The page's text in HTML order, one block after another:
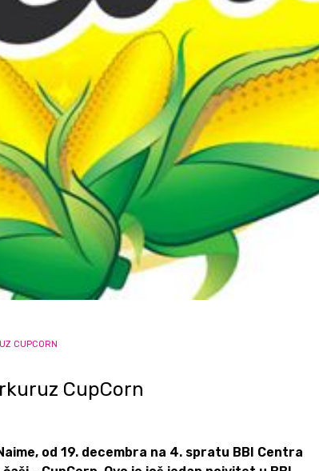
CUPCORN
CupCorn
od 19. decembra na 4. spratu BBI Centra